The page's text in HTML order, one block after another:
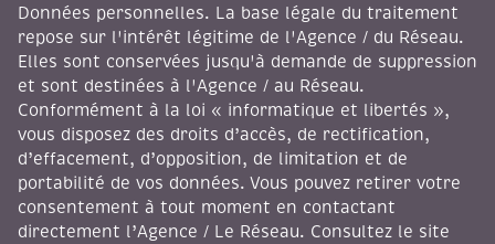
Données personnelles. La base légale du traitement
repose sur l'intérêt légitime de l'Agence / du Réseau.
Elles sont conservées jusqu'à demande de suppression
et sont destinées à l'Agence / au Réseau.
Conformément à la loi « informatique et libertés »,
vous disposez des droits d’accès, de rectification,
d’effacement, d’opposition, de limitation et de
portabilité de vos données. Vous pouvez retirer votre
consentement à tout moment en contactant
directement l’Agence / Le Réseau. Consultez le site